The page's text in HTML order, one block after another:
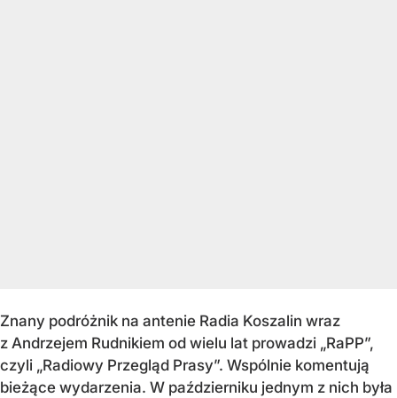
Znany podróżnik na antenie Radia Koszalin wraz
z Andrzejem Rudnikiem od wielu lat prowadzi „RaPP”,
czyli „Radiowy Przegląd Prasy”. Wspólnie komentują
bieżące wydarzenia. W październiku jednym z nich była